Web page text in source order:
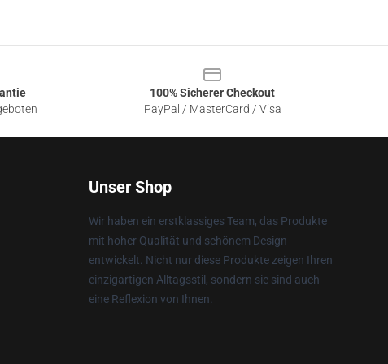
100% Sicherer Checkout
PayPal / MasterCard / Visa
Unser Shop
Wir haben ein erstklassiges Team, das Produkte
mit hoher Qualität und schönem Design
entwickelt. Nicht nur diese Produkte zeigen Ihren
einzigartigen Alltagsstil, sondern sie sind auch
eine Reflexion von Ihnen.